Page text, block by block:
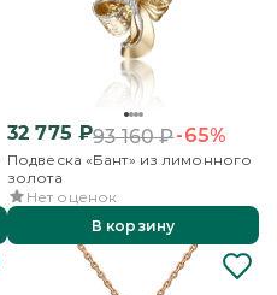
32 775 ₽93 160₽-65%
Подвеска «Бант» из лимонного
золота
Нет оценок
В корзину